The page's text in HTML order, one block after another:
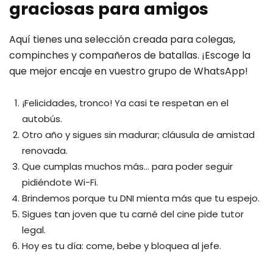
graciosas para amigos
Aquí tienes una selección creada para colegas,
compinches y compañeros de batallas. ¡Escoge la
que mejor encaje en vuestro grupo de WhatsApp!
¡Felicidades, tronco! Ya casi te respetan en el
autobús.
Otro año y sigues sin madurar; cláusula de amistad
renovada.
Que cumplas muchos más… para poder seguir
pidiéndote Wi-Fi.
Brindemos porque tu DNI mienta más que tu espejo.
Sigues tan joven que tu carné del cine pide tutor
legal.
Hoy es tu día: come, bebe y bloquea al jefe.